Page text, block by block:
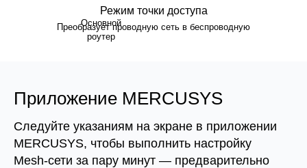
Основной
роутер
Режим точки доступа
Преобразует проводную сеть в беспроводную
Приложение MERCUSYS
Следуйте указаниям на экране в приложении
MERCUSYS, чтобы выполнить настройку
Mesh‑сети за пару минут — предварительно